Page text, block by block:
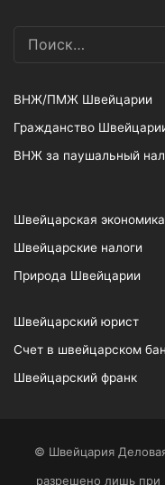
ВНЖ/ПМЖ Швейцарии
Гражданство
ВНЖ за паушальный
Швейцарская экономика
Швейцарские налоги
Природа Швейцарии
Швейцарский юрист
Счет в швейцарском
Швейцарский франк
© Швейцария
разрешено лишь при